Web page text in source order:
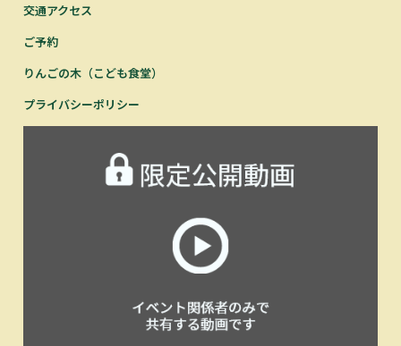
交通アクセス
ご予約
りんごの木（こども食堂）
プライバシーポリシー